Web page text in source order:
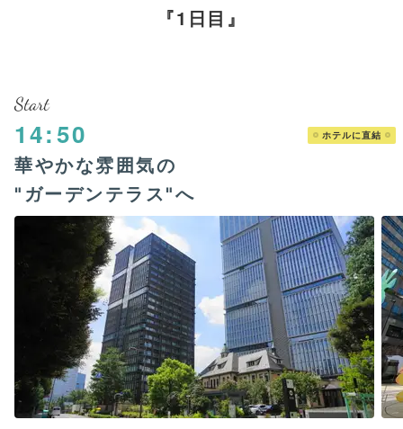
1日目
Start
14:50 ホテルに直結
華やかな雰囲気の
"ガーデンテラス"へ